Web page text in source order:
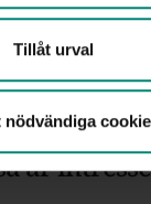
Tillåt urval
nödvändiga
är